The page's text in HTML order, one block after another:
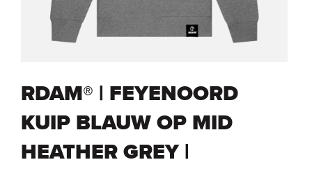
RDAM® | FEYENOORD
KUIP BLAUW OP MID
HEATHER GREY |